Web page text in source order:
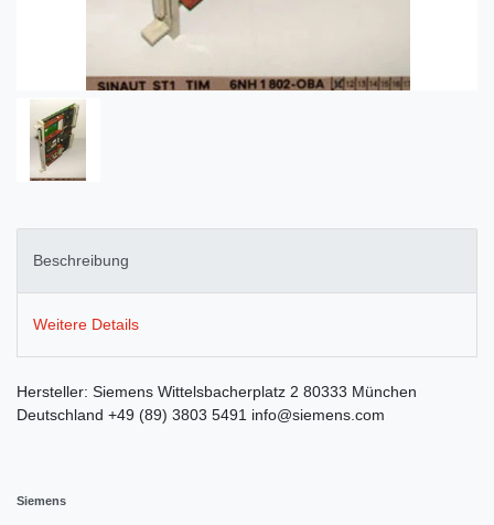
Beschreibung
Weitere Details
Hersteller: Siemens Wittelsbacherplatz 2 80333 München
Deutschland +49 (89) 3803 5491 info@siemens.com
Siemens